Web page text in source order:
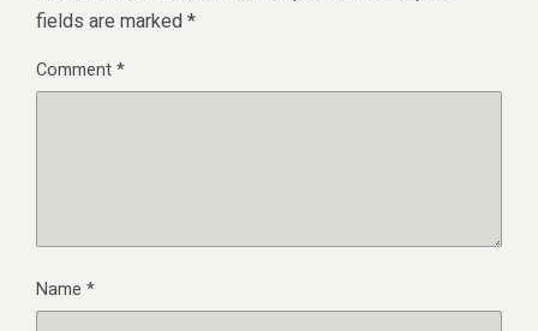
fields are marked *
Comment*
Name *